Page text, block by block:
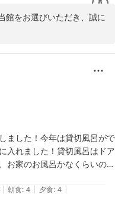
館をお選びいただき、誠に
きた」とお喜びいただけた
。お品書きやお写真を楽し
もにとりましても心温ま
タッフの応対にも温かい
す。
利用いただけたとのこと、
だいたお言葉を共有させて
くださいませ。皆様の新
とを、スタッフ一同心よ
ました！今年は貸切風呂がで
入れました！貸切風呂はドア
お家のお風呂かなくらいの狭
せました！夕飯は部屋食で
| 朝食: 4 | 夕食: 4 |